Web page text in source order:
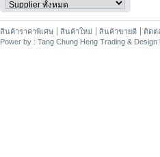
สินค้าราคาพิเศษ สินค้าใหม่ สินค้าขายดี ติดต่
Power by : Tang Chung Heng Trading & Design